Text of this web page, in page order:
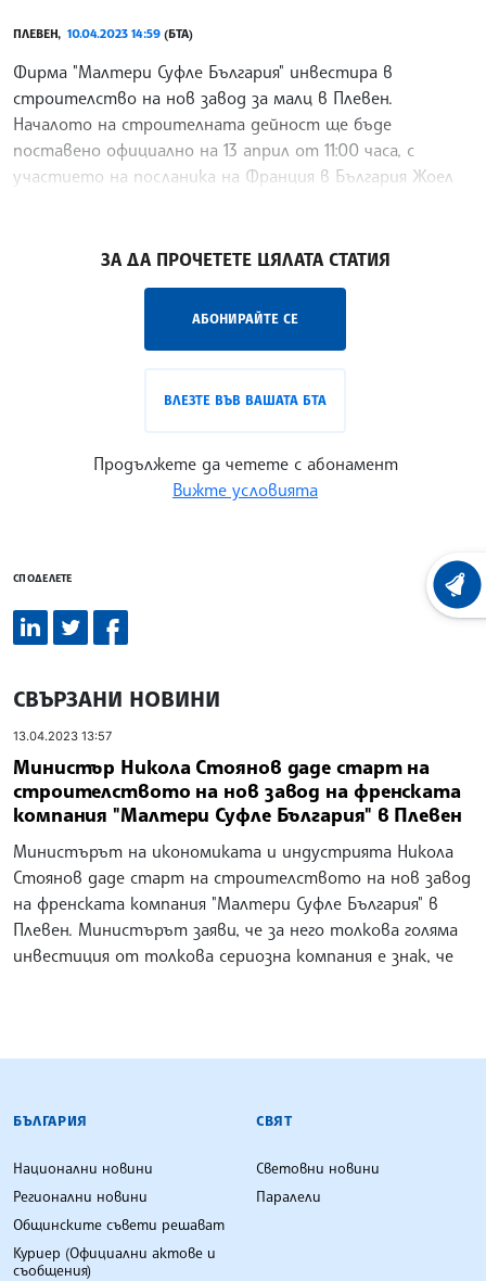
ПЛЕВЕН, 10.04.2023 14:59 (БТА)
Фирма "Малтери Суфле България" инвестира в
строителство на нов завод за малц в Плевен.
Началото на строителната дейност ще бъде
поставено официално на 13 април от 11:00 часа, с
участието на посланика на Франция в България Жоел
ЗА ДА ПРОЧЕТЕТЕ ЦЯЛАТА СТАТИЯ
АБОНИРАЙТЕ СЕ
ВЛЕЗТЕ ВЪВ ВАШАТА БТА
Продължете да четете с абонамент
Вижте условията
СПОДЕЛЕТЕ
СВЪРЗАНИ НОВИНИ
13.04.2023 13:57
Министър Никола Стоянов даде старт на
строителството на нов завод на френската
компания "Малтери Суфле България" в Плевен
Министърът на икономиката и индустрията Никола
Стоянов даде старт на строителството на нов завод
на френската компания "Малтери Суфле България" в
Плевен. Министърът заяви, че за него толкова голяма
инвестиция от толкова сериозна компания е знак, че
БЪЛГАРСКА ТЕЛЕГРАФНА АГЕНЦИЯ
БЪЛГАРИЯ
Национални новини
Регионални новини
Общинските съвети решават
Куриер (Официални актове и
съобщения)
СВЯТ
Световни новини
Паралели